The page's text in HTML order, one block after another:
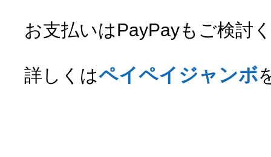
お支払いはPayPayもご検討
詳しくはペイペイジャンボ